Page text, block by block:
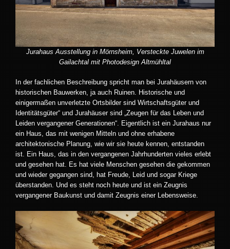
Jurahaus Ausstellung in Mörnsheim, Versteckte Juwelen im
Gailachtal mit Photodesign Altmühltal
In der fachlichen Beschreibung spricht man bei Jurahäusern von
historischen Bauwerken, ja auch Ruinen. Historische und
einigermaßen unverletzte Ortsbilder sind Wirtschaftsgüter und
Identitätsgüter“ und Jurahäuser sind „Zeugen für das Leben und
Leiden vergangener Generationen“. Eigentlich ist ein Jurahaus nur
ein Haus, das mit wenigen Mitteln und ohne erhabene
architektonische Planung, wie wir sie heute kennen, entstanden
ist. Ein Haus, das in den vergangenen Jahrhunderten vieles erlebt
und gesehen hat. Es hat viele Menschen gesehen die gekommen
und wieder gegangen sind, hat Freude, Leid und sogar Kriege
überstanden. Und es steht noch heute und ist ein Zeugnis
vergangener Baukunst und damit Zeugnis einer Lebensweise.